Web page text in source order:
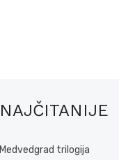
NAJČITANIJE
Medvedgrad trilogija